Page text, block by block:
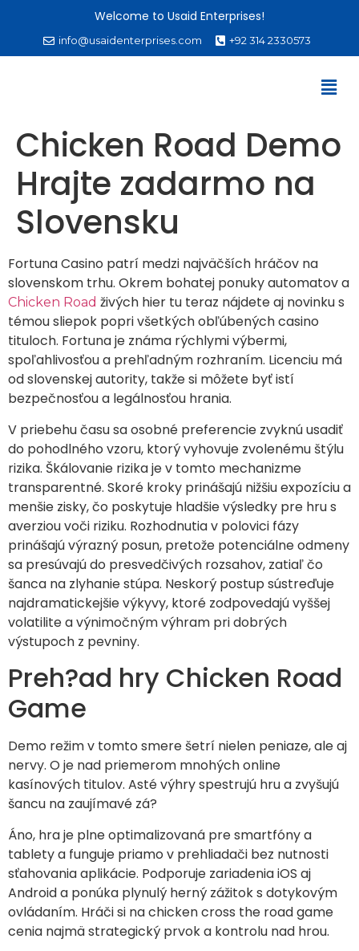
Welcome to Usaid Enterprises!
info@usaidenterprises.com +92 314 2330573
Chicken Road Demo
Hrajte zadarmo na
Slovensku
Fortuna Casino patrí medzi najväčších hráčov na
slovenskom trhu. Okrem bohatej ponuky automatov a
Chicken Road živých hier tu teraz nájdete aj novinku s
témou sliepok popri všetkých obľúbených casino
tituloch. Fortuna je známa rýchlymi výbermi,
spoľahlivosťou a prehľadným rozhraním. Licenciu má
od slovenskej autority, takže si môžete byť istí
bezpečnosťou a legálnosťou hrania.
V priebehu času sa osobné preferencie zvyknú usadiť
do pohodlného vzoru, ktorý vyhovuje zvolenému štýlu
rizika. Škálovanie rizika je v tomto mechanizme
transparentné. Skoré kroky prinášajú nižšiu expozíciu a
menšie zisky, čo poskytuje hladšie výsledky pre hru s
averziou voči riziku. Rozhodnutia v polovici fázy
prinášajú výrazný posun, pretože potenciálne odmeny
sa presúvajú do presvedčivých rozsahov, zatiaľ čo
šanca na zlyhanie stúpa. Neskorý postup sústreďuje
najdramatickejšie výkyvy, ktoré zodpovedajú vyššej
volatilite a výnimočným výhram pri dobrých
výstupoch z pevniny.
Preh?ad hry Chicken Road
Game
Demo režim v tomto smere šetrí nielen peniaze, ale aj
nervy. O je nad priemerom mnohých online
kasínových titulov. Asté výhry spestrujú hru a zvyšujú
šancu na zaujímavé zá?
Áno, hra je plne optimalizovaná pre smartfóny a
tablety a funguje priamo v prehliadači bez nutnosti
sťahovania aplikácie. Podporuje zariadenia iOS aj
Android a ponúka plynulý herný zážitok s dotykovým
ovládaním. Hráči si na chicken cross the road game
cenia najmä strategický prvok a kontrolu nad hrou.